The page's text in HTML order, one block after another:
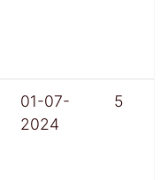
01-07-
2024
5